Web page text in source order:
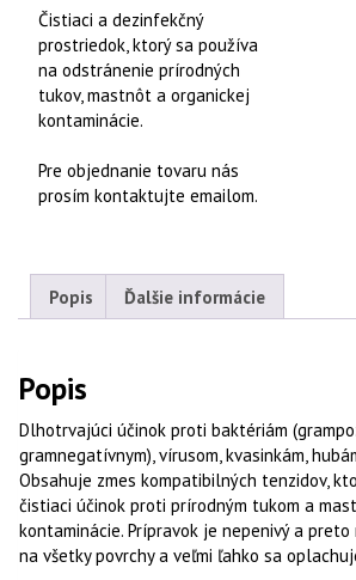
Čistiaci a dezinfekčný
prostriedok, ktorý sa používa
na odstránenie prírodných
tukov, mastnôt a organickej
kontaminácie.
Pre objednanie tovaru nás
prosím kontaktujte emailom.
Popis Ďalšie informácie
Popis
Dlhotrvajúci účinok proti baktériám
gramnegatívnym), vírusom, kvasinkám,
Obsahuje zmes kompatibilných tenzidov,
čistiaci účinok proti prírodným tukom a
kontaminácie. Prípravok je nepenivý a
na všetky povrchy a veľmi ľahko sa